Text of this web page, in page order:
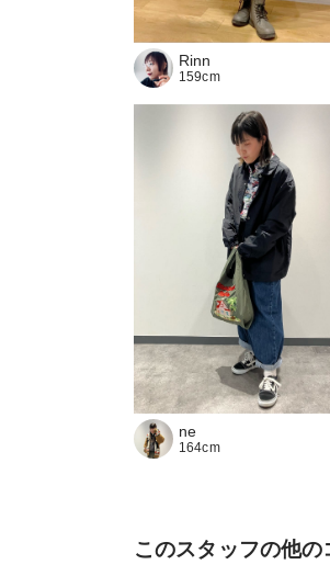
Rinn
159cm
ne
164cm
このスタッフの他の